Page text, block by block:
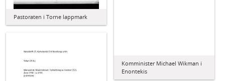
Pastoraten i Torne lappmark
Komminister Michael Wikman i
Enontekis